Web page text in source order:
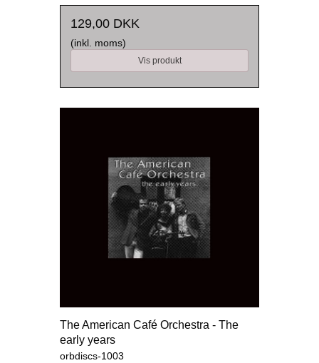
129,00 DKK
(inkl. moms)
Vis produkt
The American Café Orchestra - The
early years
orbdiscs-1003